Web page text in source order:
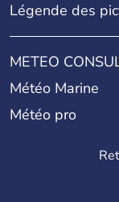
Légende des
METEO
Météo Marine
Météo pro